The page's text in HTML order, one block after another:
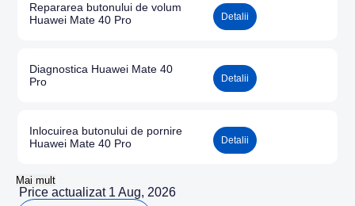
Repararea butonului de volum
Huawei Mate 40 Pro
Detalii
Diagnostica Huawei Mate 40
Pro
Detalii
Inlocuirea butonului de pornire
Huawei Mate 40 Pro
Detalii
Mai mult
Price actualizat 1 Aug, 2026